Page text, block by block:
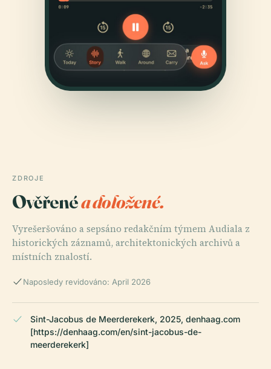
ZDROJE
Ověřenéa doložené.
Vyrešeršováno a sepsáno redakčním týmem Audiala z
historických záznamů, architektonických archivů a
místních znalostí.
Naposledy revidováno: April 2026
Sint-Jacobus de Meerderekerk, 2025, denhaag.com
[https://denhaag.com/en/sint-jacobus-de-
meerderekerk]